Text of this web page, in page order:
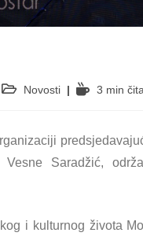
Novosti 3 min
Saradžić,
i kulturnog života